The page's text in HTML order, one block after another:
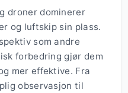
droner dominerer
og luftskip sin plass.
som andre
forbedring gjør dem
mer effektive. Fra
observasjon til